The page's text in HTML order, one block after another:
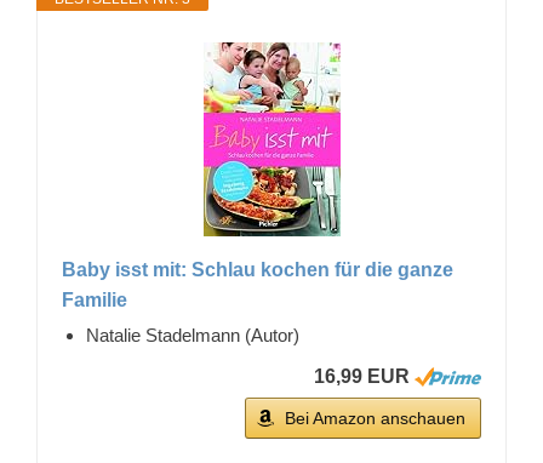
Baby isst mit: Schlau kochen für die ganze
Familie
Natalie Stadelmann (Autor)
16,99 EUR
Bei Amazon anschauen